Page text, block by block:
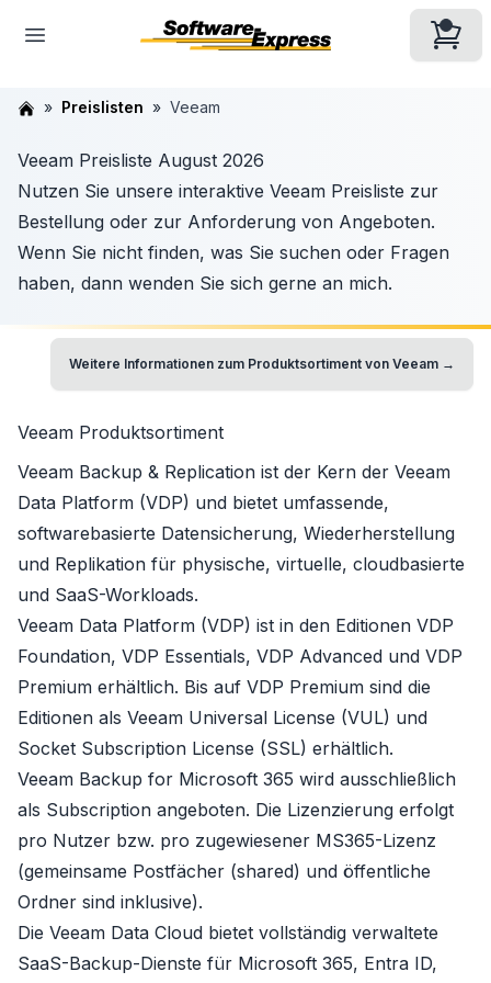
Preislisten Veeam
Veeam Preisliste August 2026
Nutzen Sie unsere interaktive Veeam Preisliste zur
Bestellung oder zur Anforderung von Angeboten.
Wenn Sie nicht finden, was Sie suchen oder Fragen
haben, dann wenden Sie sich gerne an mich.
Weitere Informationen zum Produktsortiment von Veeam →
Veeam Produktsortiment
Veeam Backup & Replication ist der Kern der Veeam
Data Platform (VDP) und bietet umfassende,
softwarebasierte Datensicherung, Wiederherstellung
und Replikation für physische, virtuelle, cloudbasierte
und SaaS-Workloads.
Veeam Data Platform (VDP) ist in den Editionen VDP
Foundation, VDP Essentials, VDP Advanced und VDP
Premium erhältlich. Bis auf VDP Premium sind die
Editionen als Veeam Universal License (VUL) und
Socket Subscription License (SSL) erhältlich.
Veeam Backup for Microsoft 365 wird ausschließlich
als Subscription angeboten. Die Lizenzierung erfolgt
pro Nutzer bzw. pro zugewiesener MS365-Lizenz
(gemeinsame Postfächer (shared) und öffentliche
Ordner sind inklusive).
Die Veeam Data Cloud bietet vollständig verwaltete
SaaS-Backup-Dienste für Microsoft 365, Entra ID,